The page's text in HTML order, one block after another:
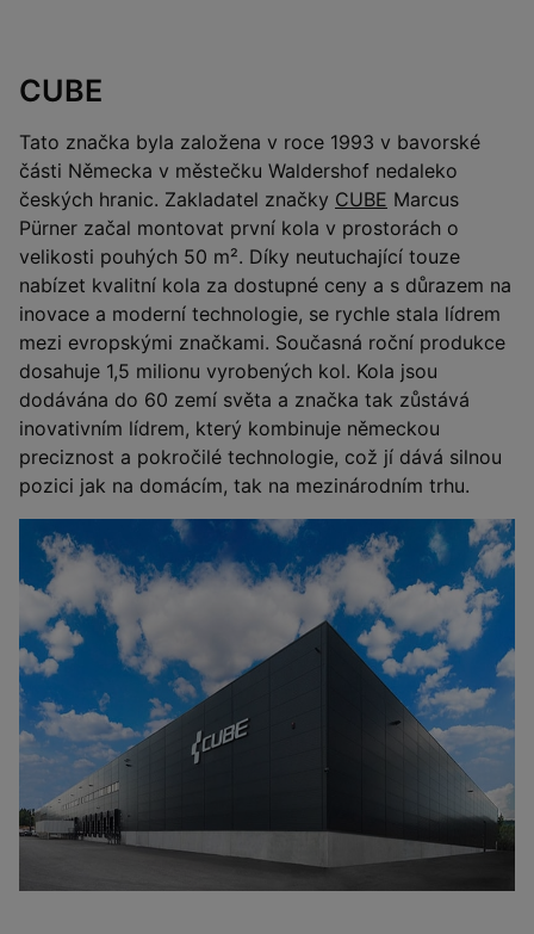
CUBE
Tato značka byla založena v roce 1993 v bavorské
části Německa v městečku Waldershof nedaleko
českých hranic. Zakladatel značky CUBE Marcus
Pürner začal montovat první kola v prostorách o
velikosti pouhých 50 m². Díky neutuchající touze
nabízet kvalitní kola za dostupné ceny a s důrazem na
inovace a moderní technologie, se rychle stala lídrem
mezi evropskými značkami. Současná roční produkce
dosahuje 1,5 milionu vyrobených kol. Kola jsou
dodávána do 60 zemí světa a značka tak zůstává
inovativním lídrem, který kombinuje německou
preciznost a pokročilé technologie, což jí dává silnou
pozici jak na domácím, tak na mezinárodním trhu.